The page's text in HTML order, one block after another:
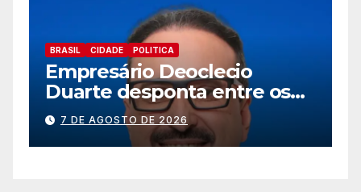
BRASIL CIDADE EDUCAÇÃ0 TRABALHO
Prefeitura de Foz abre novo
processo seletivo para
estagiários
7 DE AGOSTO DE 2026